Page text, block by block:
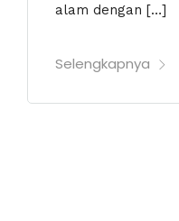
alam dengan […]
Selengkapnya